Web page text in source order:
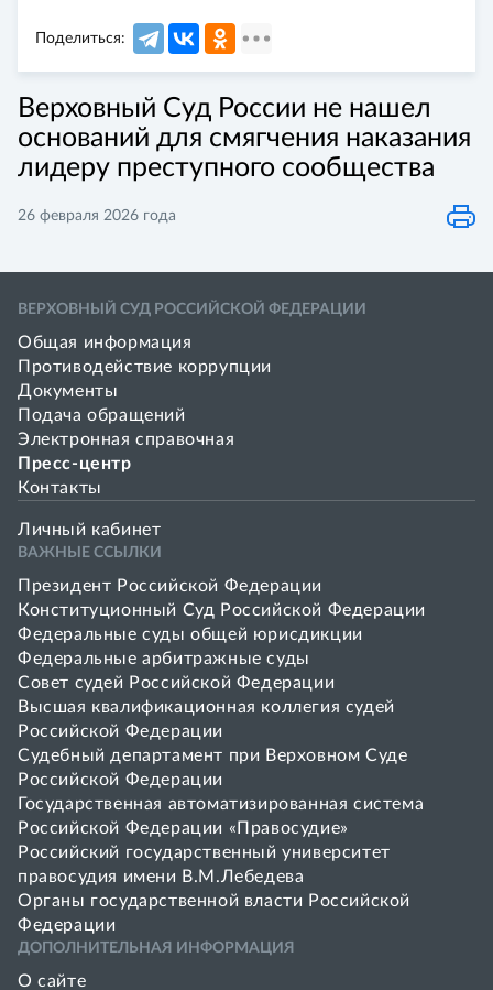
Верховный Суд России не нашел
оснований для смягчения наказания
лидеру преступного сообщества
26 февраля 2026 года
Поделиться:
ВЕРХОВНЫЙ СУД РОССИЙСКОЙ ФЕДЕРАЦИИ
Общая информация
Противодействие коррупции
Документы
Подача обращений
Электронная справочная
Пресс-центр
Контакты
Личный кабинет
ВАЖНЫЕ ССЫЛКИ
Президент Российской Федерации
Конституционный Суд Российской Федерации
Федеральные суды общей юрисдикции
Федеральные арбитражные суды
Совет cудей Российской Федерации
Высшая квалификационная коллегия судей
Российской Федерации
Судебный департамент при Верховном Суде
Российской Федерации
Государственная автоматизированная система
Российской Федерации «Правосудие»
Pоссийский государственный университет
правосудия имени В.М.Лебедева
Органы государственной власти Российской
Федерации
ДОПОЛНИТЕЛЬНАЯ ИНФОРМАЦИЯ
О сайте